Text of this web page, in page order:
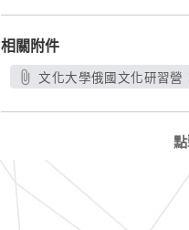
相關附件
文化大學俄國文化研習營
點